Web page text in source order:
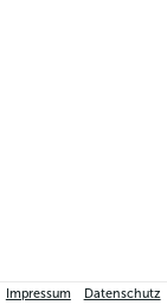
Impressum Datenschutz